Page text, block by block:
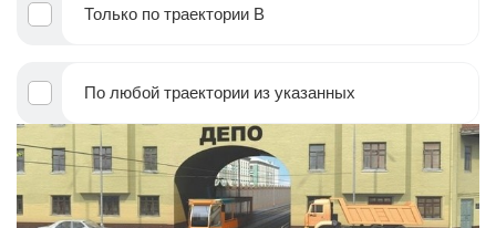
Только по траектории В
По любой траектории из указанных